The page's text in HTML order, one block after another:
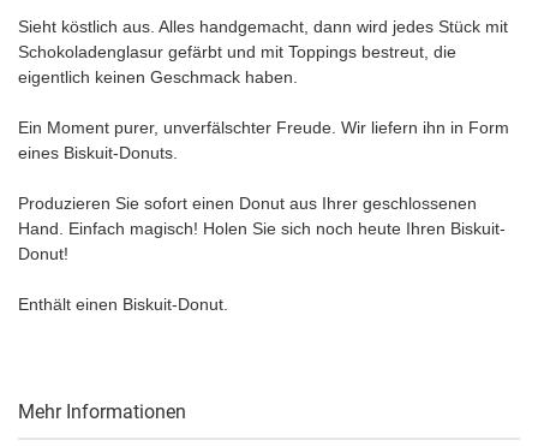
Sieht köstlich aus. Alles handgemacht, dann wird jedes Stück mit
Schokoladenglasur gefärbt und mit Toppings bestreut, die
eigentlich keinen Geschmack haben.
Ein Moment purer, unverfälschter Freude. Wir liefern ihn in Form
eines Biskuit-Donuts.
Produzieren Sie sofort einen Donut aus Ihrer geschlossenen
Hand. Einfach magisch! Holen Sie sich noch heute Ihren Biskuit-
Donut!
Enthält einen Biskuit-Donut.
Mehr Informationen